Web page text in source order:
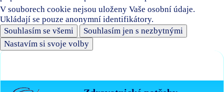
V souborech cookie nejsou uloženy Vaše osobní údaje.
Ukládají se pouze anonymní identifikátory.
Souhlasím se všemi
Souhlasím jen s nezbytnými
Nastavím si svoje volby